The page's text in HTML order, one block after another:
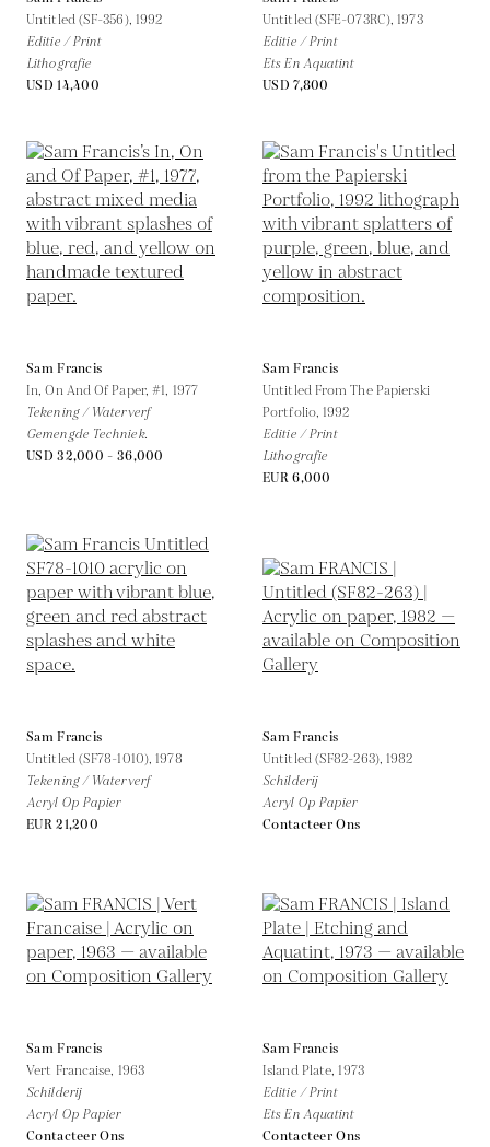
Untitled (SF-356), 1992
Editie / Print
Lithografie
USD 14,400
Untitled (SFE-073RC),1973
Editie / Print
Ets En Aquatint
USD 7,800
Sam Francis
In, On And Of Paper, #1, 1977
Tekening / Waterverf
Gemengde Techniek.
USD 32,000 - 36,000
Sam Francis
Untitled From The Papierski
Portfolio,1992
Editie / Print
Lithografie
EUR 6,000
Sam Francis
Untitled (SF78-1010),1978
Tekening / Waterverf
Acryl Op Papier
EUR 21,200
Sam Francis
Untitled (SF82-263),1982
Schilderij
Acryl Op Papier
Contacteer Ons
Sam Francis
Vert Francaise, 1963
Schilderij
Acryl Op Papier
Contacteer Ons
Sam Francis
Island Plate,1973
Editie / Print
Ets En Aquatint
Contacteer Ons